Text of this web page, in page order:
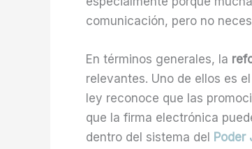
comunicación, pero no
En términos generales, la
relevantes. Uno de ellos es
ley reconoce que las
que la firma electrónica
dentro del sistema del Poder